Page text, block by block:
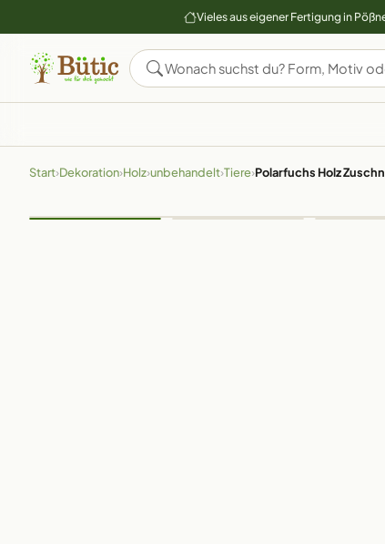
Vieles aus eigener Fertigung in
Start›Dekoration›Holz›unbehandelt›Tiere›Polarfuchs Holz